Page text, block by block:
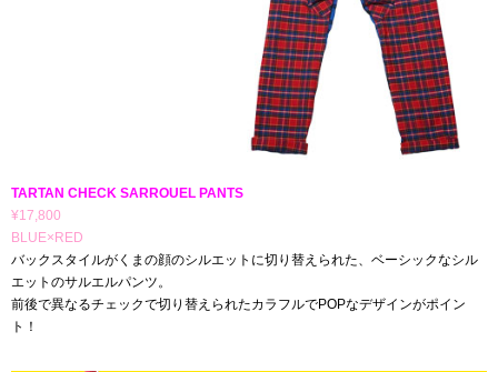
TARTAN CHECK SARROUEL PANTS
¥17,800
BLUE×RED
バックスタイルがくまの顔のシルエットに切り替えられた、ベーシックなシル
エットのサルエルパンツ。
前後で異なるチェックで切り替えられたカラフルでPOPなデザインがポイン
ト！